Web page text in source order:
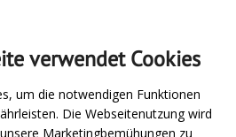
verwendet Cookies
um die notwendigen Funktionen
Die Webseitenutzung wird
Marketingbemühungen zu